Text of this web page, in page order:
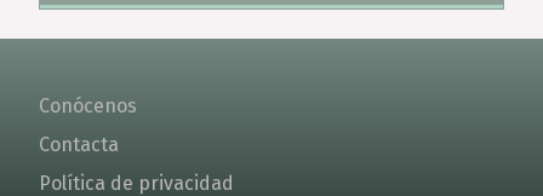
Conócenos
Contacta
Política de privacidad